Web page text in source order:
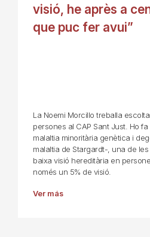
visió, he après a
que puc fer avui”
La Noemi Morcillo treballa
persones al CAP Sant Just. Ho
malaltia minoritària genètica i
malaltia de Stargardt-, una de
baixa visió hereditària en
només un 5% de visió.
Ver más